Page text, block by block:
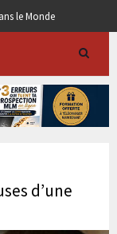
le Monde
d’une